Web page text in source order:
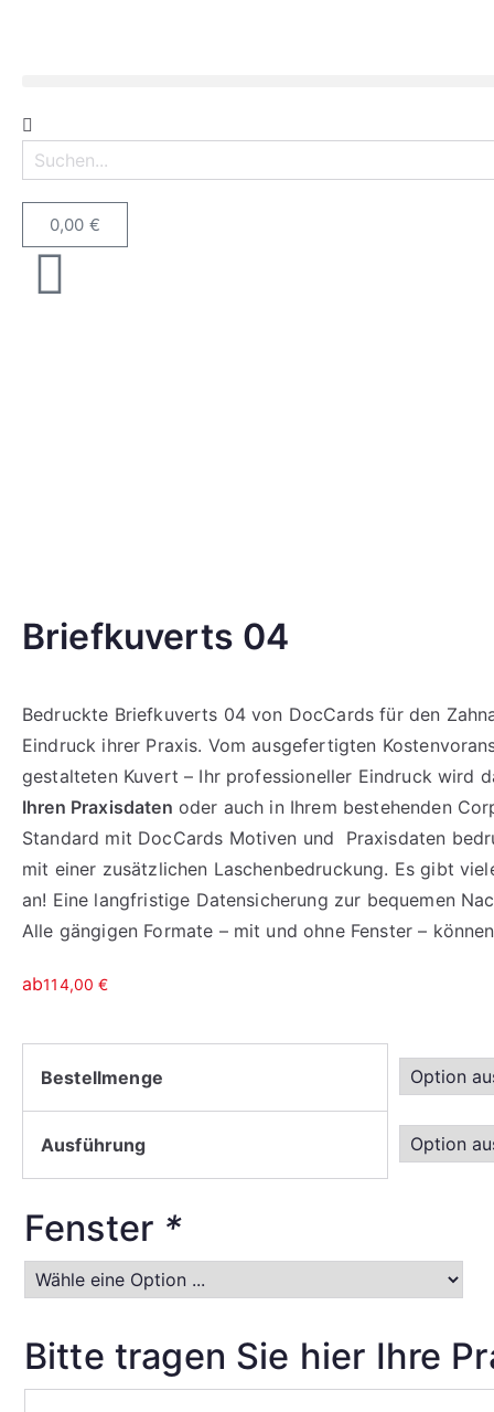
0,00 €
Briefkuverts 04
Bedruckte Briefkuverts 04 von DocCards für den
Eindruck ihrer Praxis. Vom ausgefertigten
gestalteten Kuvert – Ihr professioneller Eindruck wird
Ihren Praxisdaten oder auch in Ihrem bestehenden
Standard mit DocCards Motiven und Praxisdaten
mit einer zusätzlichen Laschenbedruckung. Es gibt
an! Eine langfristige Datensicherung zur bequemen
Alle gängigen Formate – mit und ohne Fenster –
ab114,00€
Bestellmenge
Ausführung
Fenster *
Bitte tragen Sie hier Ihre